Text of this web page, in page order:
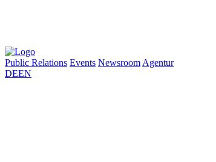
Public Relations Events Newsroom Agentur
DEEN